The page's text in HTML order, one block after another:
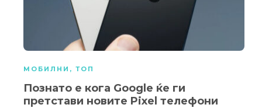
МОБИЛНИ , ТОП
Познато е кога Google ќе ги
претстави новите Pixel телефони